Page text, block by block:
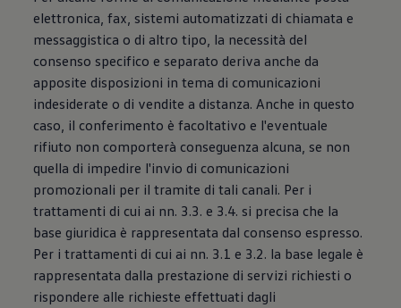
elettronica, fax, sistemi automatizzati di chiamata e
messaggistica o di altro tipo, la necessità del
consenso specifico e separato deriva anche da
apposite disposizioni in tema di comunicazioni
indesiderate o di vendite a distanza. Anche in questo
caso, il conferimento è facoltativo e l'eventuale
rifiuto non comporterà conseguenza alcuna, se non
quella di impedire l'invio di comunicazioni
promozionali per il tramite di tali canali. Per i
trattamenti di cui ai nn. 3.3. e 3.4. si precisa che la
base giuridica è rappresentata dal consenso espresso.
Per i trattamenti di cui ai nn. 3.1 e 3.2. la base legale è
rappresentata dalla prestazione di servizi richiesti o
rispondere alle richieste effettuati dagli